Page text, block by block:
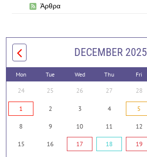
Άρθρα
DECEMBER 2025
Mon Tue Wed Thu Fri
24 25 26 27 28
1 2 3 4 5
8 9 10 11 12
15 16 17 18 19